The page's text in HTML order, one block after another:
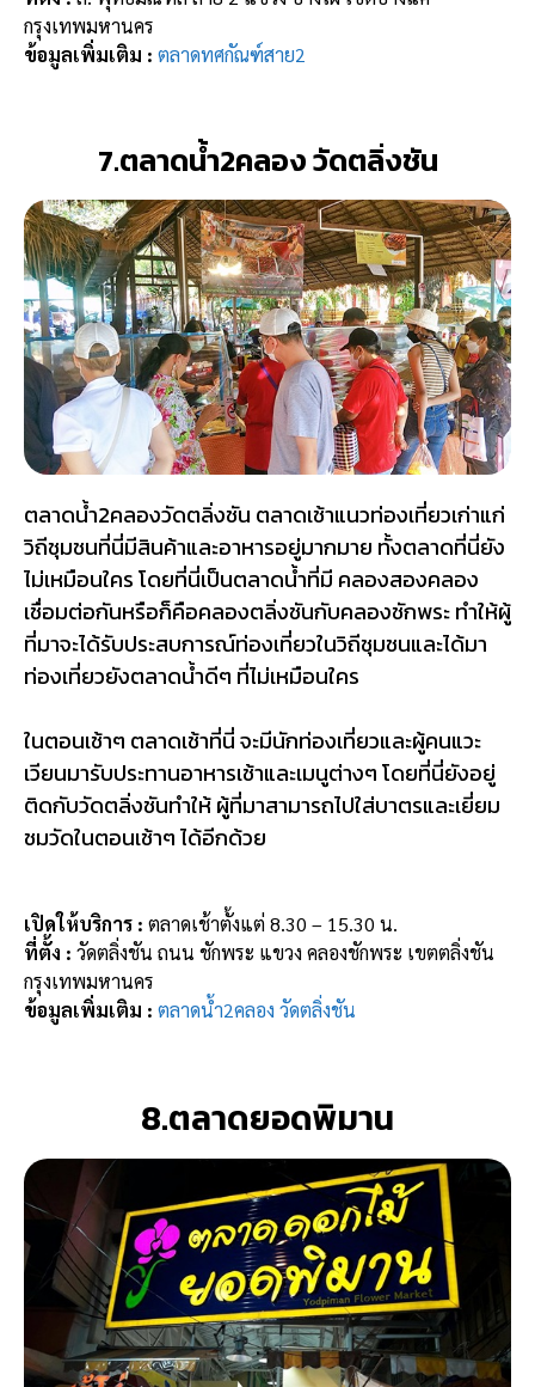
กรุงเทพมหานคร
ข้อมูลเพิ่มเติม : ตลาดทศกัณฑ์สาย2
7.ตลาดน้ำ2คลอง วัดตลิ่งชัน
ตลาดน้ำ2คลองวัดตลิ่งชัน ตลาดเช้าแนวท่องเที่ยวเก่าแก่
วิถีชุมชนที่นี่มีสินค้าและอาหารอยู่มากมาย ทั้งตลาดที่นี่ยัง
ไม่เหมือนใคร โดยที่นี่เป็นตลาดน้ำที่มี คลองสองคลอง
เชื่อมต่อกันหรือก็คือคลองตลิ่งชันกับคลองชักพระ ทำให้ผู้
ที่มาจะได้รับประสบการณ์ท่องเที่ยวในวิถีชุมชนและได้มา
ท่องเที่ยวยังตลาดน้ำดีๆ ที่ไม่เหมือนใคร
ในตอนเช้าๆ ตลาดเช้าที่นี่ จะมีนักท่องเที่ยวและผู้คนแวะ
เวียนมารับประทานอาหารเช้าและเมนูต่างๆ โดยที่นี่ยังอยู่
ติดกับวัดตลิ่งชันทำให้ ผู้ที่มาสามารถไปใส่บาตรและเยี่ยม
ชมวัดในตอนเช้าๆ ได้อีกด้วย
เปิดให้บริการ : ตลาดเช้าตั้งแต่ 8.30 – 15.30 น.
ที่ตั้ง : วัดตลิ่งชัน ถนน ชักพระ แขวง คลองชักพระ เขตตลิ่งชัน
กรุงเทพมหานคร
ข้อมูลเพิ่มเติม : ตลาดน้ำ2คลอง วัดตลิ่งชัน
8.ตลาดยอดพิมาน